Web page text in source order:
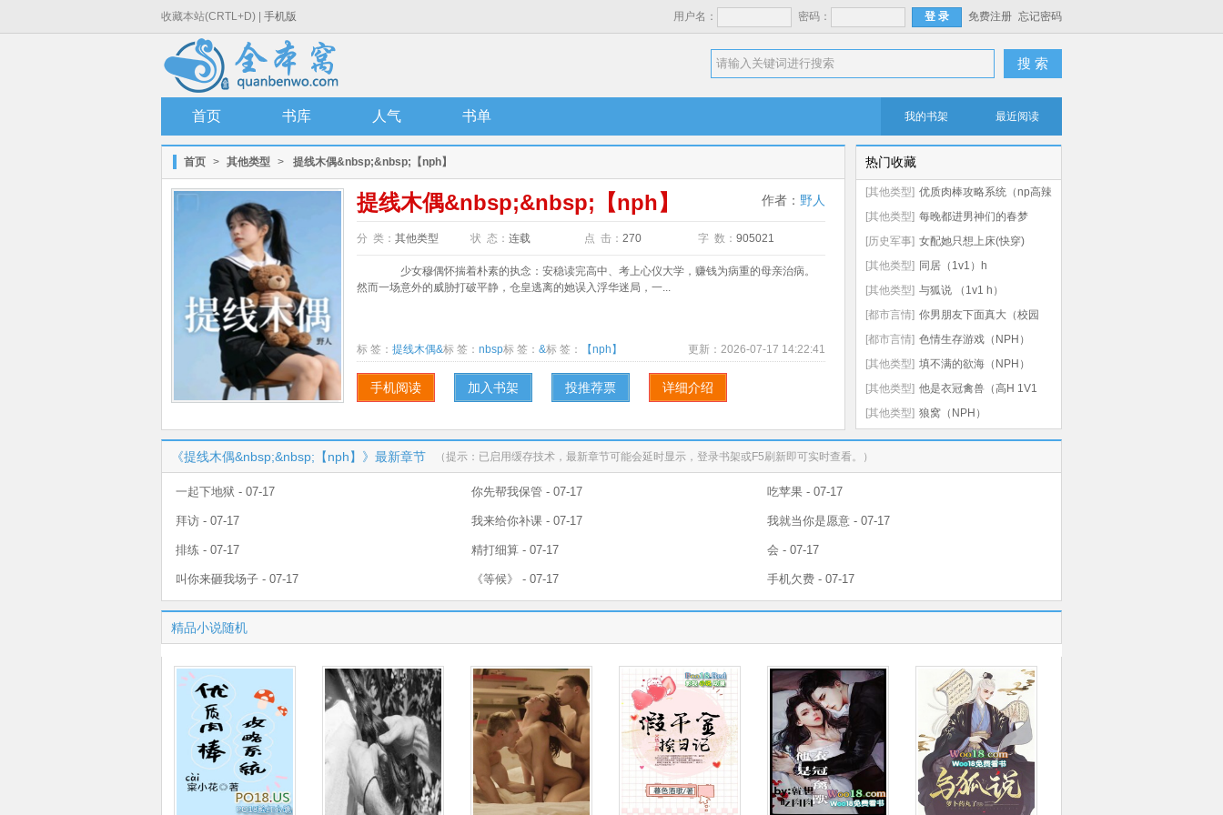
收藏本站(CRTL+D) | 手机版 用户名： 密码： 免费注册 忘记密码
搜 索
首页 书库 人气 书单 我的书架 最近阅读
首页 > 其他类型 > 提线木偶&nbsp;&nbsp;【nph】
提线木偶&nbsp;&nbsp;【nph】 作者： 野人
分 类： 其他类型 状 态： 连载 点 击： 270 字 数： 905021
少女穆偶怀揣着朴素的执念：安稳读完高中、考上心仪大学，赚钱为病重的母亲治病。
然而一场意外的威胁打破平静，仓皇逃离的她误入浮华迷局，一...
标 签： 提线木偶&标 签： nbsp标 签： &标 签： 【nph】 更新： 2026-07-17 14:22:41
手机阅读 加入书架 投推荐票 详细介绍
热门收藏
[其他类型] 优质肉棒攻略系统（np高辣
文）
[其他类型] 每晚都进男神们的春梦
（NPH）
[历史军事] 女配她只想上床(快穿)
[其他类型] 同居（1v1）h
[其他类型] 与狐说 （1v1 h）
[都市言情] 你男朋友下面真大（校园
np 高h）
[都市言情] 色情生存游戏（NPH）
[其他类型] 填不满的欲海（NPH）
[其他类型] 他是衣冠禽兽（高H 1V1
SC）
[其他类型] 狼窝（NPH）
《提线木偶&nbsp;&nbsp;【nph】》最新章节 （提示：已启用缓存技术，最新章节可能会延时显示，登录书架或F5刷新即可实时查看。）
一起下地狱 - 07-17 你先帮我保管 - 07-17 吃苹果 - 07-17
拜访 - 07-17 我来给你补课 - 07-17 我就当你是愿意 - 07-17
排练 - 07-17 精打细算 - 07-17 会 - 07-17
叫你来砸我场子 - 07-17 《等候》 - 07-17 手机欠费 - 07-17
精品小说随机